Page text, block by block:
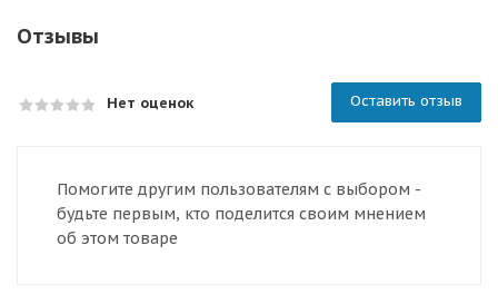
Отзывы
Нет оценок Оставить отзыв
Помогите другим пользователям с выбором -
будьте первым, кто поделится своим мнением
об этом товаре